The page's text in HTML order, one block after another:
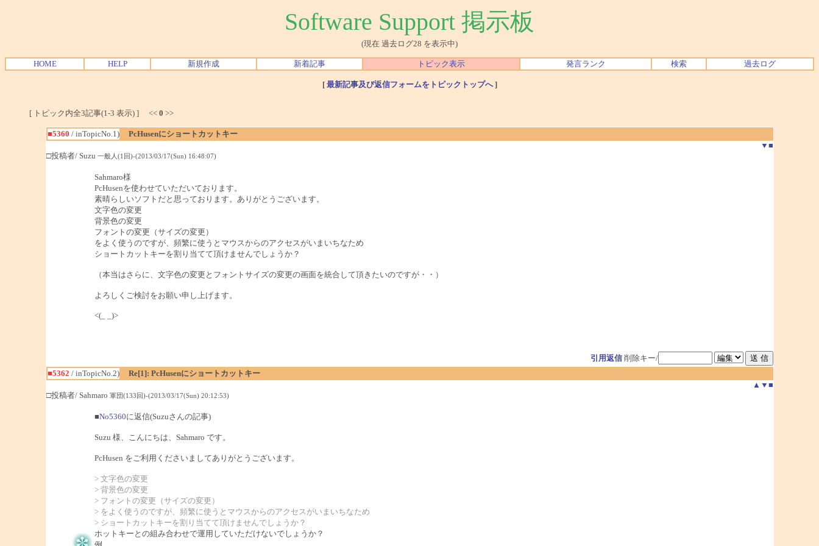
Software Support 掲示板
(現在 過去ログ28 を表示中)
HOME HELP 新規作成 新着記事 トピック表示 発言ランク 検索 過去ログ
[ 最新記事及び返信フォームをトピックトップへ]
[ トピック内全3記事(1-3 表示) ] << 0 >>
■5360 / inTopicNo.1)
PcHusenにショートカットキー
▼ ■
□投稿者/ Suzu 一般人(1回)-(2013/03/17(Sun) 16:48:07)
Sahmaro様
PcHusenを使わせていただいております。
素晴らしいソフトだと思っております。ありがとうございます。
文字色の変更
背景色の変更
フォントの変更（サイズの変更）
をよく使うのですが、頻繁に使うとマウスからのアクセスがいまいちなため
ショートカットキーを割り当てて頂けませんでしょうか？
（本当はさらに、文字色の変更とフォントサイズの変更の画面を統合して頂きたいのですが・・）
よろしくご検討をお願い申し上げます。
<(_ _)>
引用返信 削除キー/
■5362 / inTopicNo.2)
Re[1]: PcHusenにショートカットキー
▲ ▼ ■
□投稿者/ Sahmaro 軍団(133回)-(2013/03/17(Sun) 20:12:53)
■No5360に返信(Suzuさんの記事)
Suzu 様、こんにちは、Sahmaro です。
PcHusen をご利用くださいましてありがとうございます。
> 文字色の変更
> 背景色の変更
> フォントの変更（サイズの変更）
> をよく使うのですが、頻繁に使うとマウスからのアクセスがいまいちなため
> ショートカットキーを割り当てて頂けませんでしょうか？
ホットキーとの組み合わせで運用していただけないでしょうか？